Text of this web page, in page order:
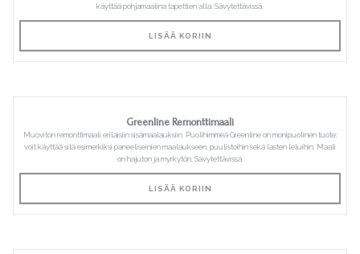
käyttää pohjamaalina tapettien alla. Sävytettävissä.
LISÄÄ KORIIN
Greenline Remonttimaali
Muoviton remonttimaali erilaisiin sisämaalauksiin. Puolihimmeä Greenline on monipuolinen tuote;
voit käyttää sitä esimerkiksi paneeliseinien maalaukseen, puulistoihin sekä lasten leluihin. Maali
on hajuton ja myrkytön. Sävytettävissä.
LISÄÄ KORIIN